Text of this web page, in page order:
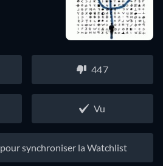
447
Vu
pour synchroniser la Watchlist